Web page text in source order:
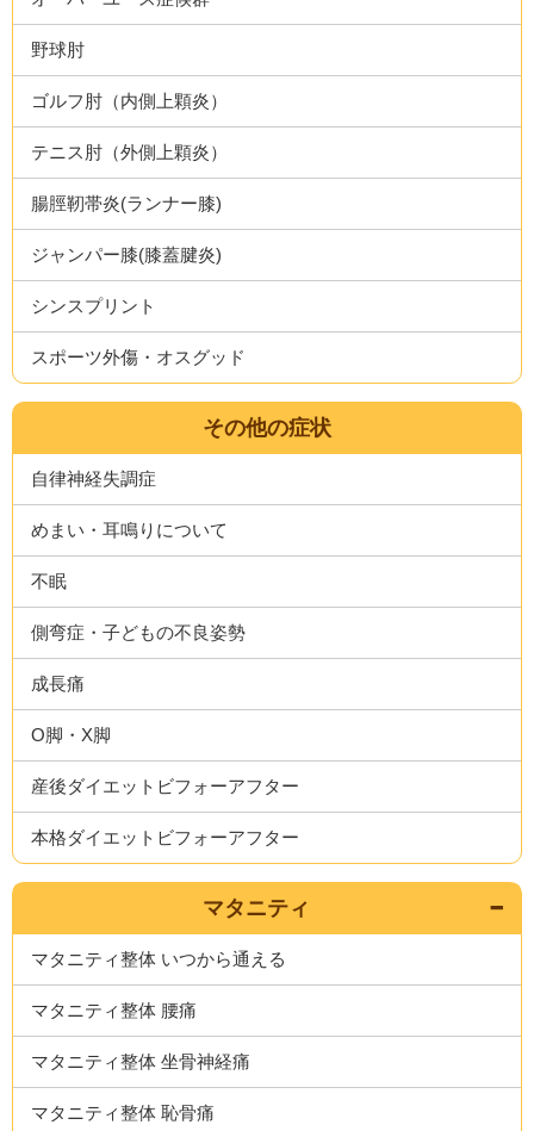
野球肘
ゴルフ肘（内側上顆炎）
テニス肘（外側上顆炎）
腸脛靭帯炎(ランナー膝)
ジャンパー膝(膝蓋腱炎)
シンスプリント
スポーツ外傷・オスグッド
その他の症状
自律神経失調症
めまい・耳鳴りについて
不眠
側弯症・子どもの不良姿勢
成長痛
O脚・X脚
産後ダイエットビフォーアフター
本格ダイエットビフォーアフター
マタニティ
マタニティ整体 いつから通える
マタニティ整体 腰痛
マタニティ整体 坐骨神経痛
マタニティ整体 恥骨痛